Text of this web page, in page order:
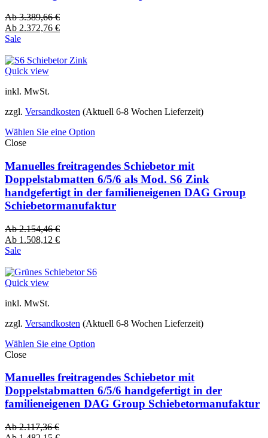
Ab3.389,66€
Ab 2.372,76 €
Sale
Quick view
inkl. MwSt.
zzgl. Versandkosten (Aktuell 6-8 Wochen Lieferzeit)
Wählen Sie eine Option
Close
Manuelles freitragendes Schiebetor mit
Doppelstabmatten 6/5/6 als Mod. S6 Zink
handgefertigt in der familieneigenen DAG Group
Schiebetormanufaktur
Ab2.154,46€
Ab 1.508,12 €
Sale
Quick view
inkl. MwSt.
zzgl. Versandkosten (Aktuell 6-8 Wochen Lieferzeit)
Wählen Sie eine Option
Close
Manuelles freitragendes Schiebetor mit
Doppelstabmatten 6/5/6 handgefertigt in der
familieneigenen DAG Group Schiebetormanufaktur
Ab2.117,36€